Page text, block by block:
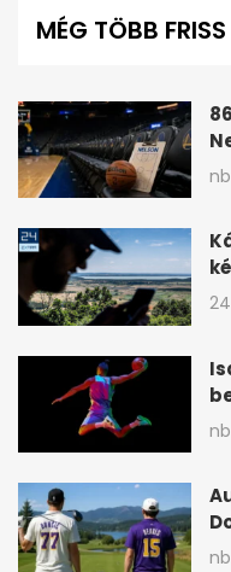
minutes,
MÉG TÖBB